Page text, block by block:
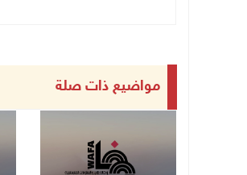
مواضيع ذات صلة